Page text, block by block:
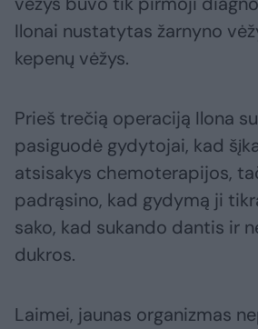
Ilonai nustatytas žarnyno
kepenų vėžys.
Prieš trečią operaciją Ilona
pasiguodė gydytojai, kad
atsisakys chemoterapijos,
padrąsino, kad gydymą ji
sako, kad sukando dantis ir
dukros.
Laimei, jaunas organizmas